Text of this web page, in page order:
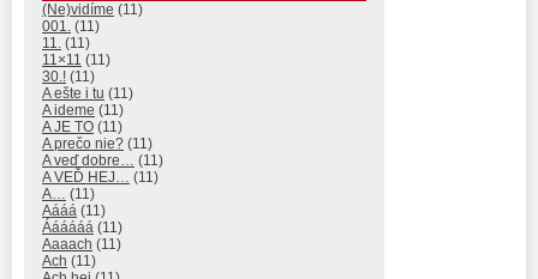
(Ne)vidíme (11)
001. (11)
11. (11)
11×11 (11)
30.! (11)
A ešte i tu (11)
A ideme (11)
A JE TO (11)
A prečo nie? (11)
A veď dobre… (11)
A VEĎ HEJ… (11)
A… (11)
Aááá (11)
Áááááá (11)
Aaaach (11)
Ach (11)